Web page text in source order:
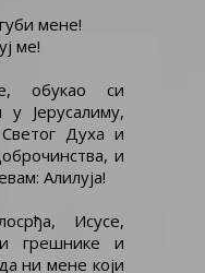
мене!
ме!
обукао си
Јерусалиму,
Духа и
и
Алилуја!
Исусе,
грешнике и
ни мене који